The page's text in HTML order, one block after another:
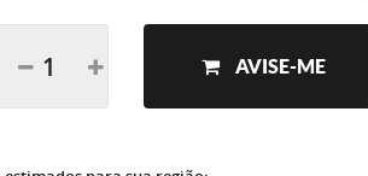
AVISE-ME